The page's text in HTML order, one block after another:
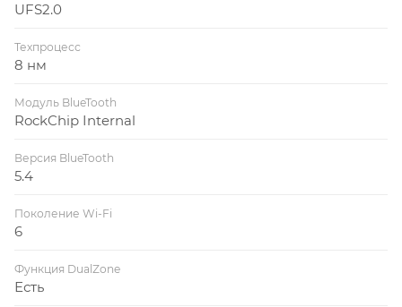
UFS2.0
Техпроцесс
8 нм
Модуль BlueTooth
RockChip Internal
Версия BlueTooth
5.4
Поколение Wi-Fi
6
Функция DualZone
Есть